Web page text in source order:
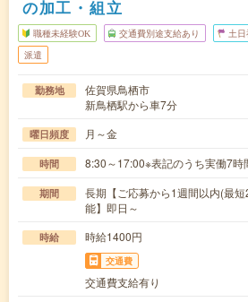
の加工・組立
職種未経験OK 交通費別途支給あり 土
派遣
勤務地
佐賀県鳥栖市
新鳥栖駅から車7分
曜日頻度 月～金
時間 8:30～17:00※表記のうち実働7時
期間
長期【ご応募から1週間以内(最
能】即日～
時給 時給1400円
交通費
交通費支給有り